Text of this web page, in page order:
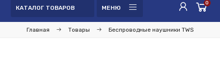
КАТАЛОГ ТОВАРОВ МЕНЮ
0
Главная Товары Беспроводные наушники TWS